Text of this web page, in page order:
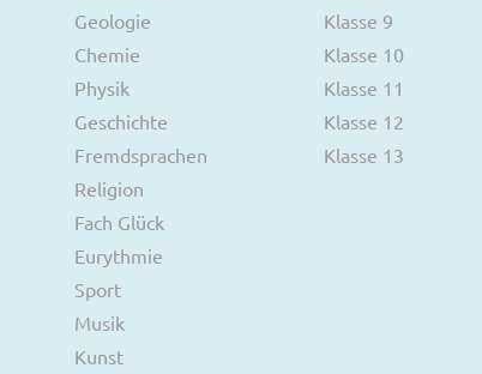
Geologie
Chemie
Physik
Geschichte
Fremdsprachen
Religion
Fach Glück
Eurythmie
Sport
Musik
Kunst
Klasse 9
Klasse 10
Klasse 11
Klasse 12
Klasse 13